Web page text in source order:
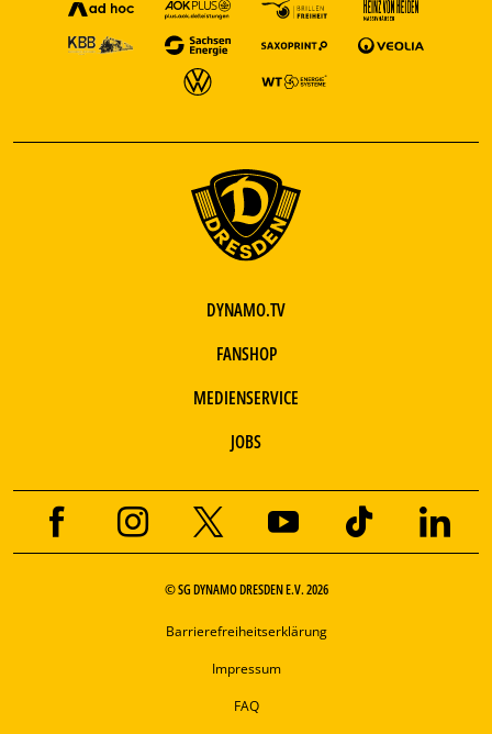
DYNAMO.TV
FANSHOP
MEDIENSERVICE
JOBS
© SG DYNAMO DRESDEN E.V. 2026
Barrierefreiheitserklärung
Impressum
FAQ